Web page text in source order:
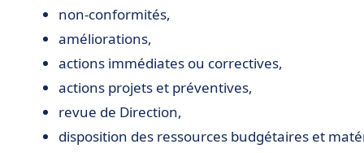
non-conformités,
améliorations,
actions immédiates ou correctives,
actions projets et préventives,
revue de Direction,
disposition des ressources budgétaires et